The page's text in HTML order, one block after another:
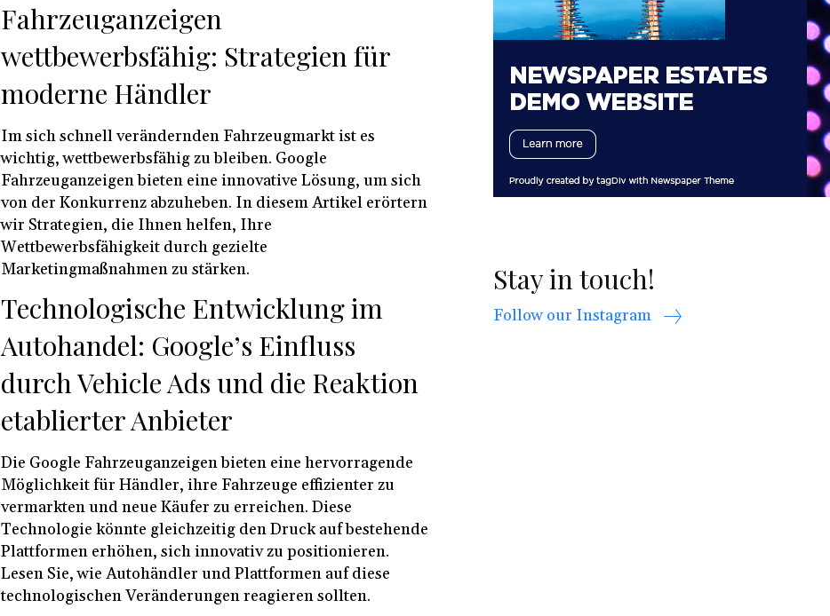
Fahrzeuganzeigen
wettbewerbsfähig: Strategien für
moderne Händler
Im sich schnell verändernden Fahrzeugmarkt ist es
wichtig, wettbewerbsfähig zu bleiben. Google
Fahrzeuganzeigen bieten eine innovative Lösung, um sich
von der Konkurrenz abzuheben. In diesem Artikel erörtern
wir Strategien, die Ihnen helfen, Ihre
Wettbewerbsfähigkeit durch gezielte
Marketingmaßnahmen zu stärken.
Technologische Entwicklung im
Autohandel: Google’s Einfluss
durch Vehicle Ads und die Reaktion
etablierter Anbieter
Die Google Fahrzeuganzeigen bieten eine hervorragende
Möglichkeit für Händler, ihre Fahrzeuge effizienter zu
vermarkten und neue Käufer zu erreichen. Diese
Technologie könnte gleichzeitig den Druck auf bestehende
Plattformen erhöhen, sich innovativ zu positionieren.
Lesen Sie, wie Autohändler und Plattformen auf diese
technologischen Veränderungen reagieren sollten.
Stay in touch!
Follow our Instagram